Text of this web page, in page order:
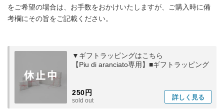
をご希望の場合は、お手数をおかけいたしますが、ご購入時に備
考欄にその旨をご記載ください。
▼ギフトラッピングはこちら
【Piu di aranciato専用】■ギフトラッピング
250円
sold out 詳しく 見る